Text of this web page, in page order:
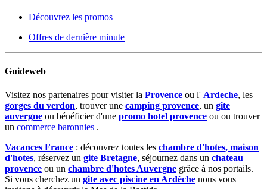
Découvrez les promos
Offres de dernière minute
Guideweb
Visitez nos partenaires pour visiter la Provence ou l' Ardeche, les
gorges du verdon, trouver une camping provence, un gite
auvergne ou bénéficier d'une promo hotel provence ou ou trouver
un commerce baronnies .
Vacances France : découvrez toutes les chambre d'hotes, maison
d'hotes, réservez un gite Bretagne, séjournez dans un chateau
provence ou un chambre d'hotes Auvergne grâce à nos portails.
Si vous cherchez un gite avec piscine en Ardèche nous vous